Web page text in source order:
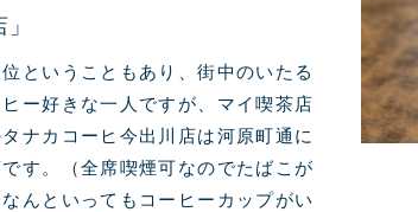
ということもあり、街中のいたる
ー好きな一人ですが、マイ喫茶店
ナカコーヒ今出川店は河原町通に
す。（全席喫煙可なのでたばこが
んといってもコーヒーカップがい